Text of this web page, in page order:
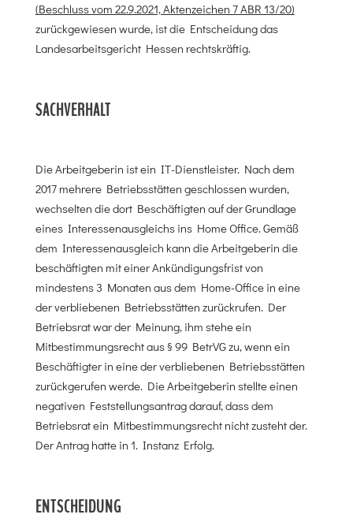
(Beschluss vom 22.9.2021, Aktenzeichen 7 ABR 13/20)
zurückgewiesen wurde, ist die Entscheidung das
Landesarbeitsgericht Hessen rechtskräftig.
SACHVERHALT
Die Arbeitgeberin ist ein IT-Dienstleister. Nach dem
2017 mehrere Betriebsstätten geschlossen wurden,
wechselten die dort Beschäftigten auf der Grundlage
eines Interessenausgleichs ins Home Office. Gemäß
dem Interessenausgleich kann die Arbeitgeberin die
beschäftigten mit einer Ankündigungsfrist von
mindestens 3 Monaten aus dem Home-Office in eine
der verbliebenen Betriebsstätten zurückrufen. Der
Betriebsrat war der Meinung, ihm stehe ein
Mitbestimmungsrecht aus § 99 BetrVG zu, wenn ein
Beschäftigter in eine der verbliebenen Betriebsstätten
zurückgerufen werde. Die Arbeitgeberin stellte einen
negativen Feststellungsantrag darauf, dass dem
Betriebsrat ein Mitbestimmungsrecht nicht zusteht der.
Der Antrag hatte in 1. Instanz Erfolg.
ENTSCHEIDUNG